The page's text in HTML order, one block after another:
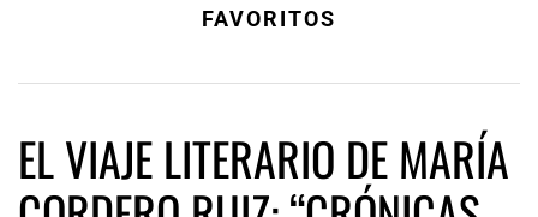
FAVORITOS
EL VIAJE LITERARIO DE MARÍA